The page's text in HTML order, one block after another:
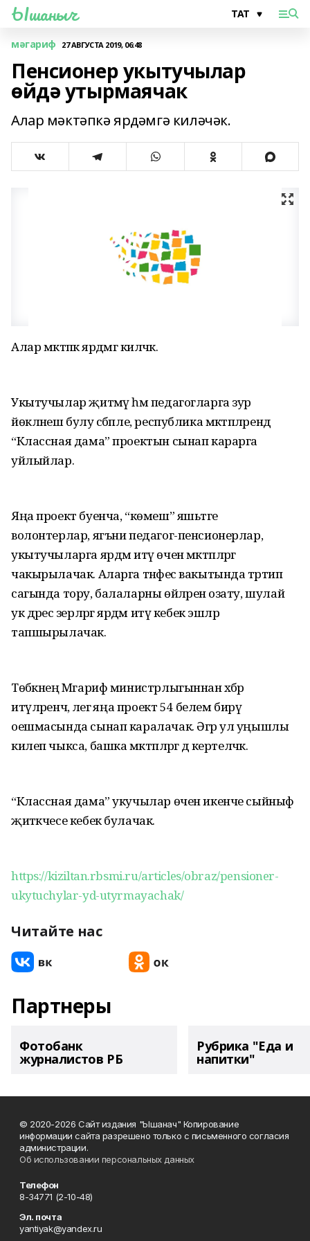
Ышаныч
мәгариф 27 АВГУСТА 2019, 06:48
Пенсионер укытучылар
өйдә утырмаячак
Алар мәктәпкә ярдәмгә киләчәк.
Алар мәктәпкә ярдәмгә киләчәк.
Укытучылар җитмәү һәм педагогларга зур
йөкләнеш булу сәбәпле, республика мәктәпләрендә
“Классная дама” проектын сынап карарга
уйлыйлар.
Яңа проект буенча, “көмеш” яшьтәге
волонтерлар, ягъни педагог-пенсионерлар,
укытучыларга ярдәм итү өчен мәктәпләргә
чакырылачак. Аларга тәнәфес вакытында тәртип
сагында тору, балаларны өйләренә озату, шулай
ук дәрес әзерләргә ярдәм итү кебек эшләр
тапшырылачак.
Төбәкнең Мәгариф министрлыгыннан хәбәр
итүләренчә, әлегә яңа проект 54 белем бирү
оешмасында сынап каралачак. Әгәр ул уңышлы
килеп чыкса, башка мәктәпләргә дә кертеләчәк.
“Классная дама” укучылар өчен икенче сыйныф
җитәкчесе кебек булачак.
https://kiziltan.rbsmi.ru/articles/obraz/pensioner-
ukytuchylar-yd-utyrmayachak/
Читайте нас
Партнеры
Фотобанк
журналистов РБ
Рубрика "Еда и
напитки"
© 2020-2026 Сайт издания "Ышанач" Копирование
информации сайта разрешено только с письменного согласия
администрации.
Об использовании персональных данных
Телефон
8-34771 (2-10-48)
Эл. почта
yantiyak@yandex.ru